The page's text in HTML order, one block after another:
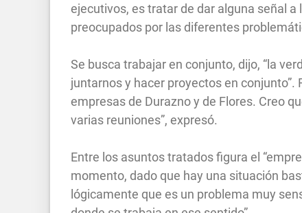
ejecutivos, es tratar de dar alguna señal
preocupados por las diferentes
Se busca trabajar en conjunto, dijo, “la
juntarnos y hacer proyectos en
empresas de Durazno y de Flores. Creo
varias reuniones”, expresó.
Entre los asuntos tratados figura el
momento, dado que hay una situación
lógicamente que es un problema muy